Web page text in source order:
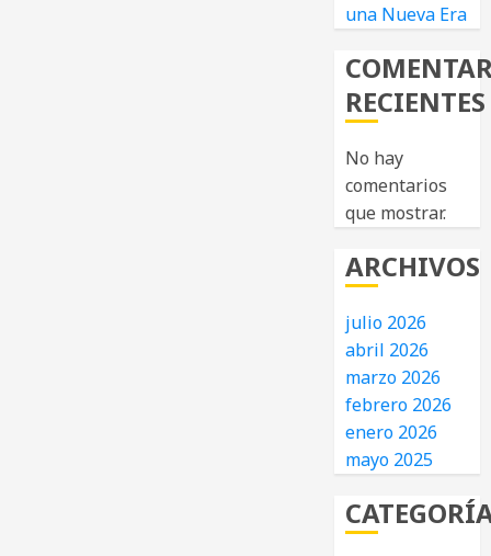
una Nueva Era
RECIENTES
No hay
comentarios
que mostrar.
ARCHIVOS
julio 2026
abril 2026
marzo 2026
febrero 2026
enero 2026
mayo 2025